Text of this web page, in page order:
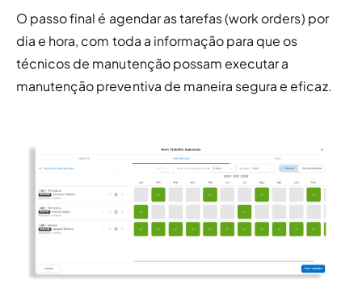
O passo final é agendar as tarefas (work orders) por
dia e hora, com toda a informação para que os
técnicos de manutenção possam executar a
manutenção preventiva de maneira segura e eficaz.